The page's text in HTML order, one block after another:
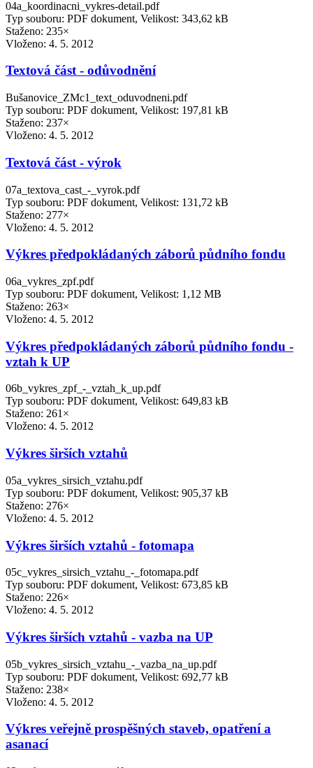
04a_koordinacni_vykres-detail.pdf
Typ souboru: PDF dokument, Velikost: 343,62 kB
Staženo: 235×
Vloženo: 4. 5. 2012
Textová část - odůvodnění
Bušanovice_ZMc1_text_oduvodneni.pdf
Typ souboru: PDF dokument, Velikost: 197,81 kB
Staženo: 237×
Vloženo: 4. 5. 2012
Textová část - výrok
07a_textova_cast_-_vyrok.pdf
Typ souboru: PDF dokument, Velikost: 131,72 kB
Staženo: 277×
Vloženo: 4. 5. 2012
Výkres předpokládaných záborů půdního fondu
06a_vykres_zpf.pdf
Typ souboru: PDF dokument, Velikost: 1,12 MB
Staženo: 263×
Vloženo: 4. 5. 2012
Výkres předpokládaných záborů půdního fondu -
vztah k UP
06b_vykres_zpf_-_vztah_k_up.pdf
Typ souboru: PDF dokument, Velikost: 649,83 kB
Staženo: 261×
Vloženo: 4. 5. 2012
Výkres širších vztahů
05a_vykres_sirsich_vztahu.pdf
Typ souboru: PDF dokument, Velikost: 905,37 kB
Staženo: 276×
Vloženo: 4. 5. 2012
Výkres širších vztahů - fotomapa
05c_vykres_sirsich_vztahu_-_fotomapa.pdf
Typ souboru: PDF dokument, Velikost: 673,85 kB
Staženo: 226×
Vloženo: 4. 5. 2012
Výkres širších vztahů - vazba na UP
05b_vykres_sirsich_vztahu_-_vazba_na_up.pdf
Typ souboru: PDF dokument, Velikost: 692,77 kB
Staženo: 238×
Vloženo: 4. 5. 2012
Výkres veřejně prospěšných staveb, opatření a
asanací